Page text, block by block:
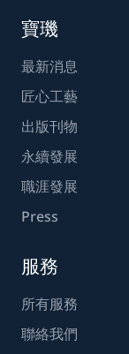
寶璣
最新消息
匠心工藝
出版刊物
永續發展
職涯發展
Press
服務
所有服務
聯絡我們